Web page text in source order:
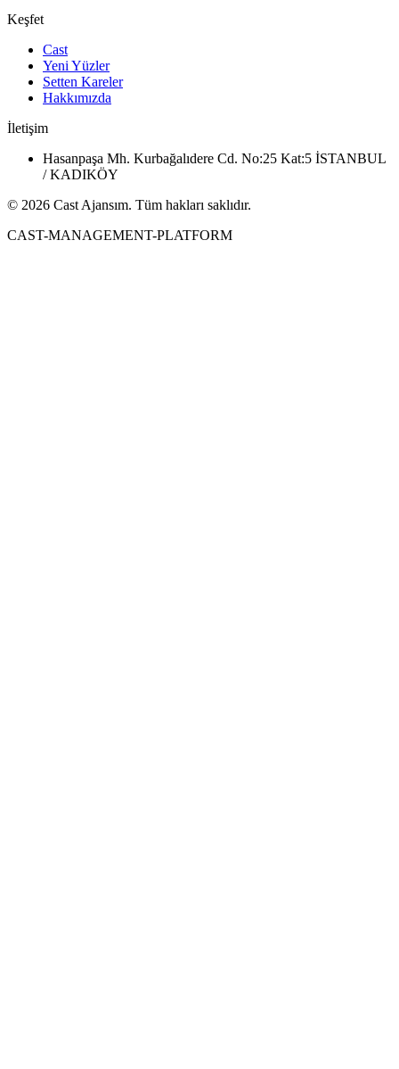
Keşfet
Cast
Yeni Yüzler
Setten Kareler
Hakkımızda
İletişim
Hasanpaşa Mh. Kurbağalıdere Cd. No:25 Kat:5 İSTANBUL
/ KADIKÖY
© 2026 Cast Ajansım. Tüm hakları saklıdır.
CAST-MANAGEMENT-PLATFORM